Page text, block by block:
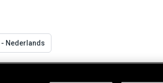
- Nederlands